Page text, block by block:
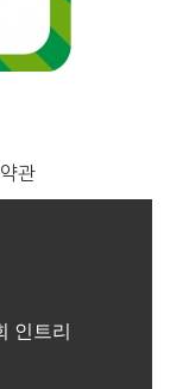
관
인트리